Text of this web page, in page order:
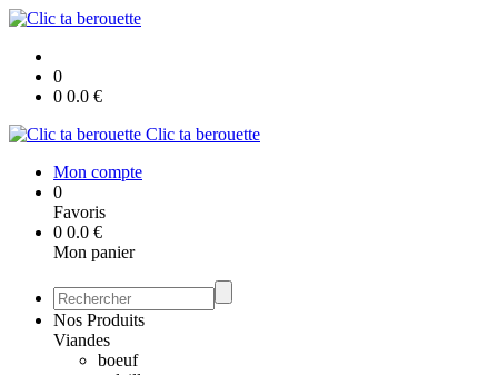
0
0 0.0 €
Clic ta berouette
Mon compte
0
Favoris
0 0.0 €
Mon panier
Nos Produits
Viandes
boeuf